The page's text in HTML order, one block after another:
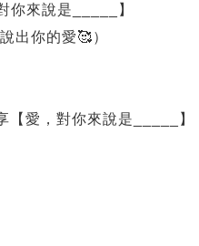
你來說是_____】
出你的愛🥰）
【愛，對你來說是_____】